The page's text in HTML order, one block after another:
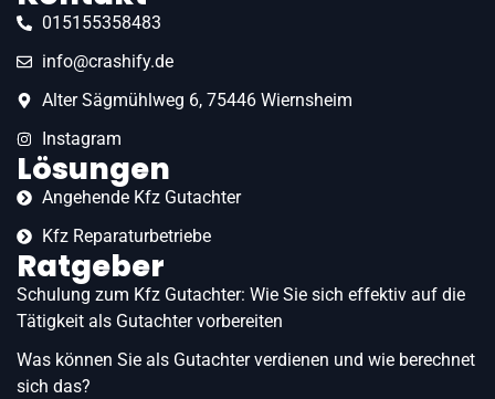
015155358483
info@crashify.de
Alter Sägmühlweg 6, 75446 Wiernsheim
Instagram
Lösungen
Angehende Kfz Gutachter
Kfz Reparaturbetriebe
Ratgeber
Schulung zum Kfz Gutachter: Wie Sie sich effektiv auf die
Tätigkeit als Gutachter vorbereiten
Was können Sie als Gutachter verdienen und wie berechnet
sich das?